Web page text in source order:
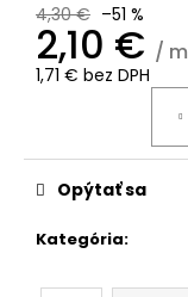
4,30 € –51 %
2,10 € / m
1,71 € bez DPH
Kategória:
Opýtať sa